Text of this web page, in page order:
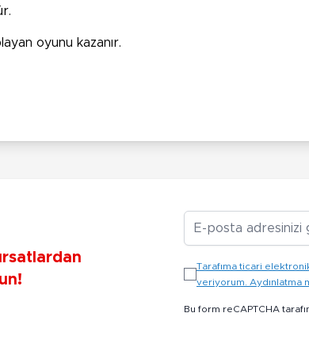
oyunu kazanır.
Tarafıma ticari
veriyorum. Aydınlatma
Bu form reCAPTCHA